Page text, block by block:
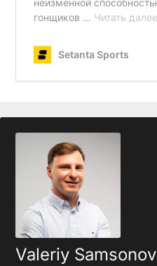
Valeriy Samsonov